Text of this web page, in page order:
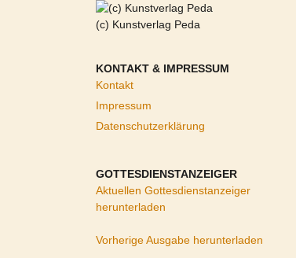
(c) Kunstverlag Peda
KONTAKT & IMPRESSUM
Kontakt
Impressum
Datenschutzerklärung
GOTTESDIENSTANZEIGER
Aktuellen Gottesdienstanzeiger
herunterladen
Vorherige Ausgabe herunterladen